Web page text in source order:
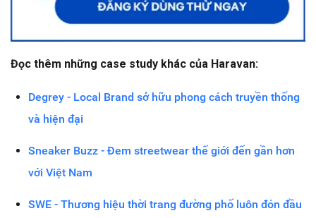
Đọc thêm những case study khác của Haravan:
Degrey - Local Brand sở hữu phong cách truyền thống
và hiện đại
Sneaker Buzz - Đem streetwear thế giới đến gần hơn
với Việt Nam
SWE - Thương hiệu thời trang đường phố luôn đón đầu